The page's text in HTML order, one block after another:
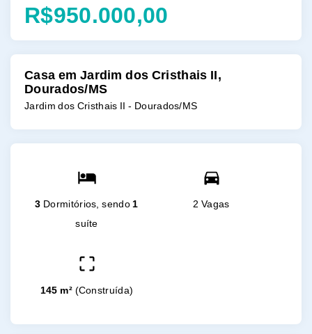
R$950.000,00
Casa em Jardim dos Cristhais II,
Dourados/MS
Jardim dos Cristhais II - Dourados/MS
3 Dormitórios, sendo 1
suíte
2 Vagas
145 m² (Construída)